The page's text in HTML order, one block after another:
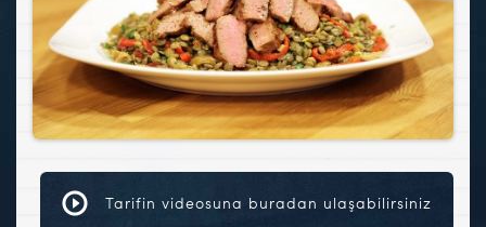
Tarifin videosuna buradan ulaşabilirsiniz